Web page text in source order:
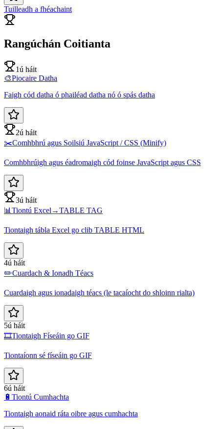
Tuilleadh a fhéachaint
Rangúchán Coitianta
1ú háit
🎨Piocaire Datha
Faigh cód datha ó phailéad datha nó ó spás datha
2ú háit
✂️Comhbhrú agus Soilsiú JavaScript / CSS (Minify)
Comhbhrúigh agus éadromaigh cód foinse JavaScript agus CSS
3ú háit
📊 Tiontú Excel→TABLE TAG
Tiontaigh tábla Excel go clib TABLE HTML
4ú háit
✏️Cuardach & Ionadh Téacs
Cuardaigh agus ionadaigh téacs (le tacaíocht do shloinn rialta)
5ú háit
🎞️Tiontaigh Físeáin go GIF
Tiontaíonn sé físeáin go GIF
6ú háit
🔋 Tiontú Cumhachta
Tiontaigh aonaid ráta oibre agus cumhachta